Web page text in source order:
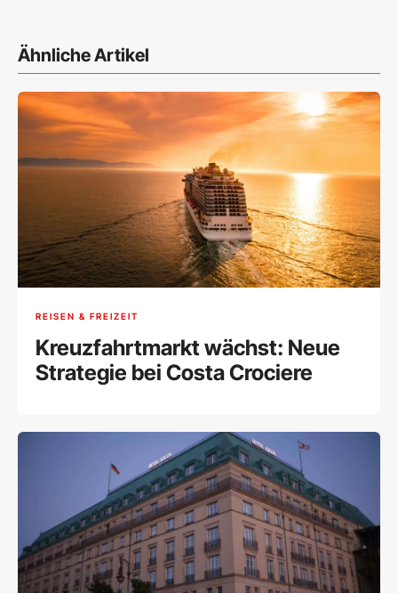
Ähnliche Artikel
REISEN & FREIZEIT
Kreuzfahrtmarkt wächst: Neue
Strategie bei Costa Crociere